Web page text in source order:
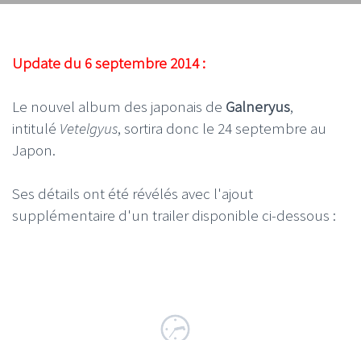
Update du 6 septembre 2014 :
Le nouvel album des japonais de Galneryus,
intitulé Vetelgyus, sortira donc le 24 septembre au
Japon.
Ses détails ont été révélés avec l'ajout
supplémentaire d'un trailer disponible ci-dessous :